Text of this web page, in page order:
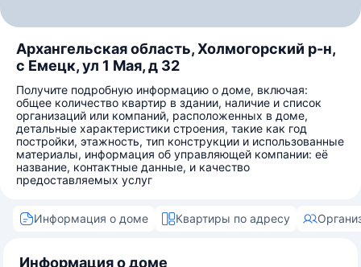
Архангельская область, Холмогорский р-н,
с Емецк, ул 1 Мая, д 32
Получите подробную информацию о доме, включая:
общее количество квартир в здании, наличие и список
организаций или компаний, расположенных в доме,
детальные характеристики строения, такие как год
постройки, этажность, тип конструкции и использованные
материалы, информация об управляющей компании: её
название, контактные данные, и качество
предоставляемых услуг
Информация о доме Квартиры по адресу
Информация о доме